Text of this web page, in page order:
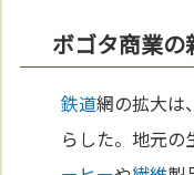
ボゴタ商業の
鉄道網の拡大は、
らした。地元の